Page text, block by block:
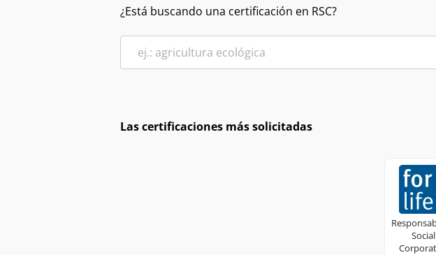
¿Está buscando una certificación en RSC?
Las certificaciones más solicitadas
Social